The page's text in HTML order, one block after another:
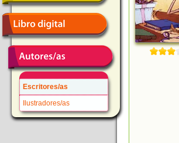
Escritores/as
Ilustradores/as